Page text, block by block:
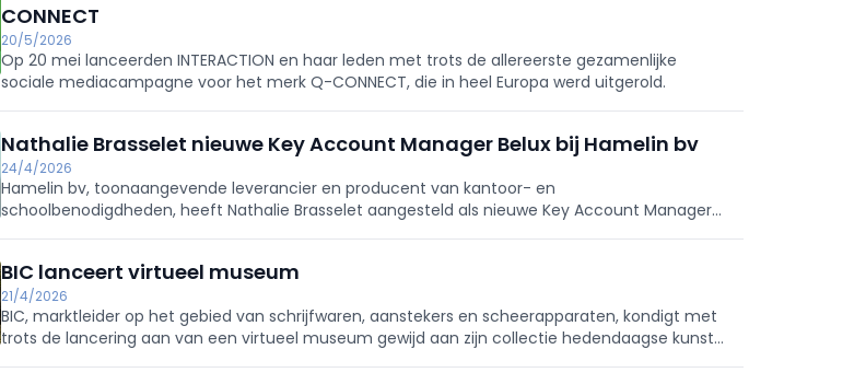
CONNECT
20/5/2026
Op 20 mei lanceerden INTERACTION en haar leden met trots de allereerste gezamenlijke
sociale mediacampagne voor het merk Q-CONNECT, die in heel Europa werd uitgerold.
Nathalie Brasselet nieuwe Key Account Manager Belux bij Hamelin bv
24/4/2026
Hamelin bv, toonaangevende leverancier en producent van kantoor- en
schoolbenodigdheden, heeft Nathalie Brasselet aangesteld als nieuwe Key Account Manager
BIC lanceert virtueel museum
21/4/2026
BIC, marktleider op het gebied van schrijfwaren, aanstekers en scheerapparaten, kondigt met
trots de lancering aan van een virtueel museum gewijd aan zijn collectie hedendaagse kunst: